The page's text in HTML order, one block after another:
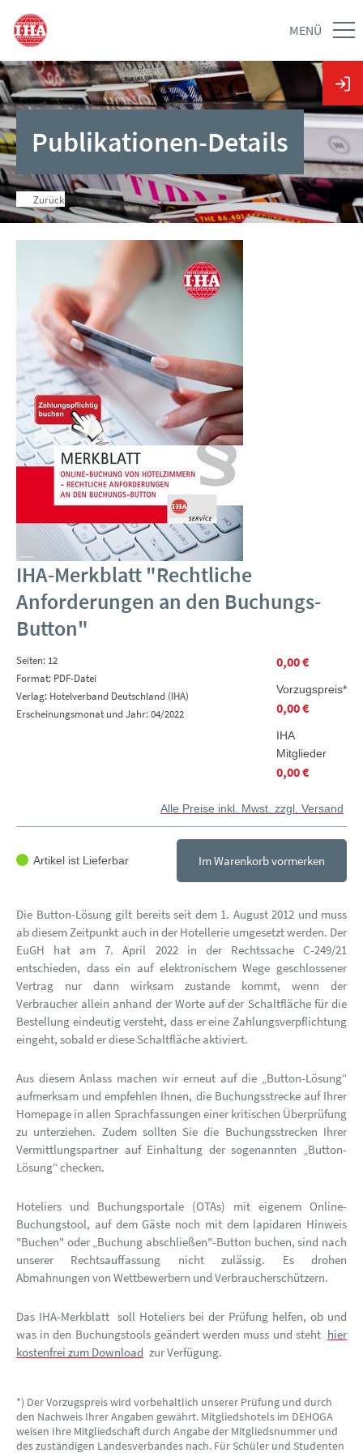
MENÜ
Publikationen-Details
Zurück
IHA-Merkblatt "Rechtliche
Anforderungen an den Buchungs-
Button"
Seiten: 12
Format: PDF-Datei
Verlag: Hotelverband Deutschland (IHA)
Erscheinungsmonat und Jahr: 04/2022
0,00 €
Vorzugspreis*
0,00 €
IHA
Mitglieder
0,00 €
Alle Preise inkl. Mwst. zzgl. Versand
Artikel ist Lieferbar Im Warenkorb vormerken
Die Button-Lösung gilt bereits seit dem 1. August 2012 und muss
ab diesem Zeitpunkt auch in der Hotellerie umgesetzt werden. Der
EuGH hat am 7. April 2022 in der Rechtssache C-249/21
entschieden, dass ein auf elektronischem Wege geschlossener
Vertrag nur dann wirksam zustande kommt, wenn der
Verbraucher allein anhand der Worte auf der Schaltfläche für die
Bestellung eindeutig versteht, dass er eine Zahlungsverpflichtung
eingeht, sobald er diese Schaltfläche aktiviert.
Aus diesem Anlass machen wir erneut auf die „Button-Lösung“
aufmerksam und empfehlen Ihnen, die Buchungsstrecke auf Ihrer
Homepage in allen Sprachfassungen einer kritischen Überprüfung
zu unterziehen. Zudem sollten Sie die Buchungsstrecken Ihrer
Vermittlungspartner auf Einhaltung der sogenannten „Button-
Lösung“ checken.
Hoteliers und Buchungsportale (OTAs) mit eigenem Online-
Buchungstool, auf dem Gäste noch mit dem lapidaren Hinweis
"Buchen" oder „Buchung abschließen"-Button buchen, sind nach
unserer Rechtsauffassung nicht zulässig. Es drohen
Abmahnungen von Wettbewerbern und Verbraucherschützern.
Das IHA-Merkblatt soll Hoteliers bei der Prüfung helfen, ob und
was in den Buchungstools geändert werden muss und steht hier
kostenfrei zum Download zur Verfügung.
*) Der Vorzugspreis wird vorbehaltlich unserer Prüfung und durch
den Nachweis Ihrer Angaben gewährt. Mitgliedshotels im DEHOGA
weisen Ihre Mitgliedschaft durch Angabe der Mitgliedsnummer und
des zuständigen Landesverbandes nach. Für Schüler und Studenten